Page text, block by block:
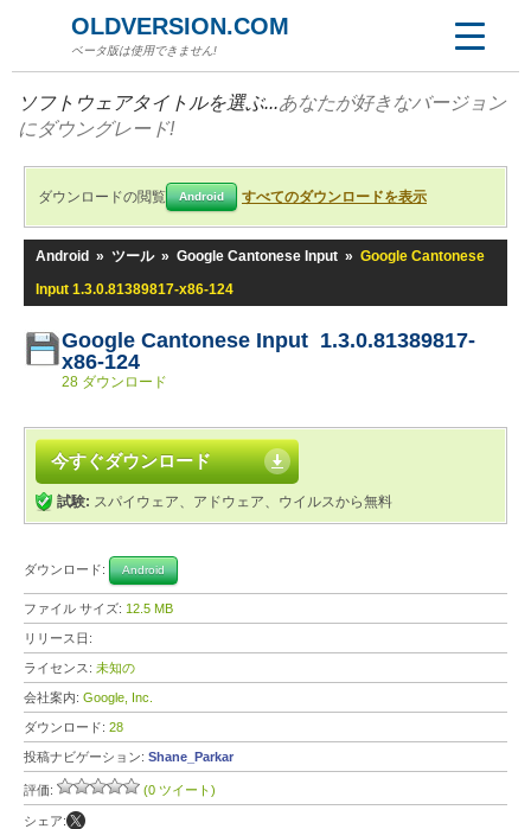
OLDVERSION.COM
ベータ版は使用できません!
ソフトウェアタイトルを選ぶ...あなたが好きなバージョン
にダウングレード!
ダウンロードの閲覧 Android すべてのダウンロードを表示
Android » ツール » Google Cantonese Input » Google Cantonese
Input 1.3.0.81389817-x86-124
Google Cantonese Input 1.3.0.81389817-
x86-124
28 ダウンロード
今すぐダウンロード
試験: スパイウェア、アドウェア、ウイルスから無料
ダウンロード: Android
ファイル サイズ: 12.5 MB
リリース日:
ライセンス: 未知の
会社案内: Google, Inc.
ダウンロード: 28
投稿ナビゲーション: Shane_Parkar
評価: (0 ツイート)
シェア: